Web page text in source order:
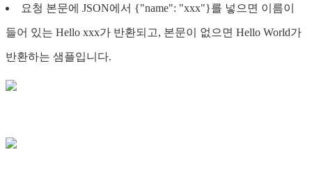
요청 본문에 JSON에서 {"name": "xxx"}를 넣으면 이름이
들어 있는 Hello xxx가 반환되고, 본문이 없으면 Hello World가
반환하는 샘플입니다.